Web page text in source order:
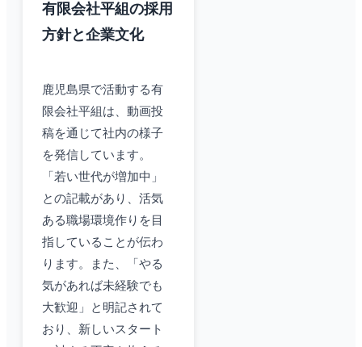
有限会社平組の採用
方針と企業文化
鹿児島県で活動する有
限会社平組は、動画投
稿を通じて社内の様子
を発信しています。
「若い世代が増加中」
との記載があり、活気
ある職場環境作りを目
指していることが伝わ
ります。また、「やる
気があれば未経験でも
大歓迎」と明記されて
おり、新しいスタート